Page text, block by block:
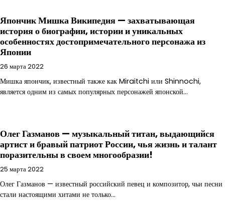
Япончик Мишка Википедия — захватывающая
история о биографии, истории и уникальных
особенностях достопримечательного персонажа из
Японии
26 марта 2022
Мишка япончик, известный также как Miraitchi или Shinnochi,
является одним из самых популярных персонажей японской…
Олег Газманов — музыкальный титан, выдающийся
артист и бравый патриот России, чья жизнь и талант
поразительны в своем многообразии!
25 марта 2022
Олег Газманов — известный российский певец и композитор, чьи песни
стали настоящими хитами не только…